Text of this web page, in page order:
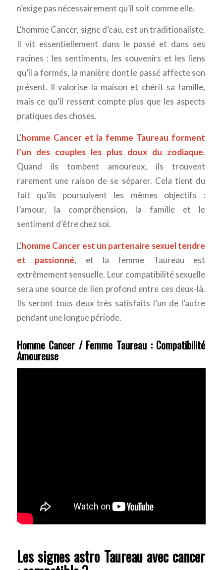
n’exige pas nécessairement qu’il soit comme elle.
L’homme Cancer, signe d’eau, est un traditionaliste.
Il vit essentiellement dans le passé et dans ses
racines : les sentiments, les souvenirs et les liens
qu’il a formés, la manière dont le passé affecte son
présent. Il valorise la maison et chérit sa famille,
mais ce qu’il ressent compte plus que les aspects
pratiques des choses.
L’homme Cancer et la femme Taureau forment
l’un des couples les plus doux du zodiaque.
Quand ils tombent amoureux, ils trouvent
rarement une raison de se séparer. Cela tient du
fait qu’ils poursuivent les mêmes objectifs :
l’amour, la compréhension, la famille et le
sentiment d’être chez soi.
L’homme Cancer est un partenaire sexuel tendre
et passionné, et la femme Taureau est
extrêmement sensuelle. Leur compatibilité sexuelle
sera une source de lien profond entre ces deux-là.
Ils seront tous deux très satisfaits l’un de l’autre
pendant une longue période.
Homme Cancer / Femme Taureau : Compatibilité
Amoureuse
Les signes astro Taureau avec cancer